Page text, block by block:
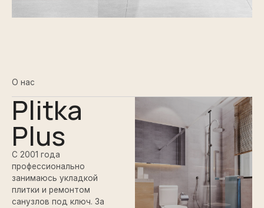
О нас
Plitka
Plus
С 2001 года
профессионально
занимаюсь укладкой
плитки и ремонтом
санузлов под ключ. За